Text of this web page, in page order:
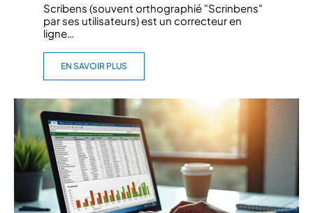
Scribens (souvent orthographié "Scrinbens"
par ses utilisateurs) est un correcteur en
ligne
EN SAVOIR PLUS